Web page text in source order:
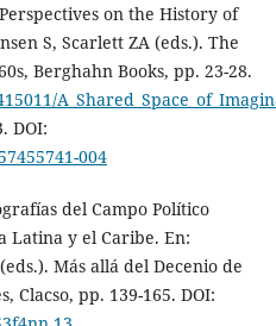
on the History of
S, Scarlett ZA (eds.). The
Berghahn Books, pp. 23-28.
DOI:
004
del Campo Político
Latina y el Caribe. En:
Más allá del Decenio de
Clacso, pp. 139-165. DOI: